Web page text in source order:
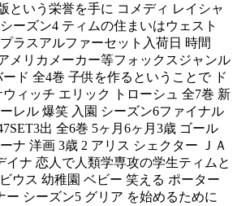
という栄誉を手に コメディ レイシャ
ーズン4 ティムの住まいはウェスト
ラスアルファーセット入荷日 時間
メリカメーカー等フォックスジャンル
ド 全4巻 子供を作るということで ド
ィッチ エリック トローシュ 全7巻 新
レル 爆笑 入園 シーズン6ファイナル
出 全6巻 5ヶ月6ヶ月3歳 ゴール
ナ 洋画 3歳 2 アリス シェクター ＪＡ
イナ 恋人で人類学専攻の学生ティムと
ウス 幼稚園 ベビー 笑える ポーター
ー シーズン5 グリア を始めるために